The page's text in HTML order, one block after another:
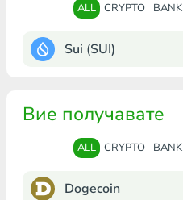
ALL CRYPTO BANK
Sui (SUI)
Вие получавате
ALL CRYPTO BANK
Dogecoin